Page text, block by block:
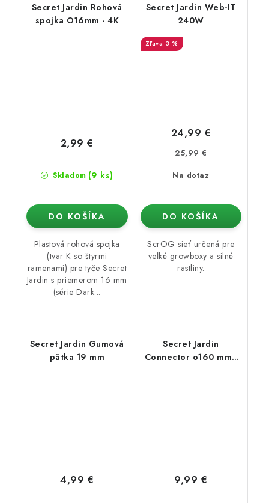
Secret Jardin Rohová
spojka O16mm - 4K
Skladom (9 ks)
2,99 €
DO KOŠÍKA
Plastová rohová spojka
(tvar K so štyrmi
ramenami) pre tyče Secret
Jardin s priemerom 16 mm
(série Dark...
Secret Jardin Web-IT
240W
3 %
Na dotaz
24,99 €
25,99 €
DO KOŠÍKA
ScrOG sieť určená pre
veľké growboxy a silné
rastliny.
Secret Jardin Gumová
pätka 19 mm
4,99 €
Secret Jardin
Connector o160 mm -
9,99 €